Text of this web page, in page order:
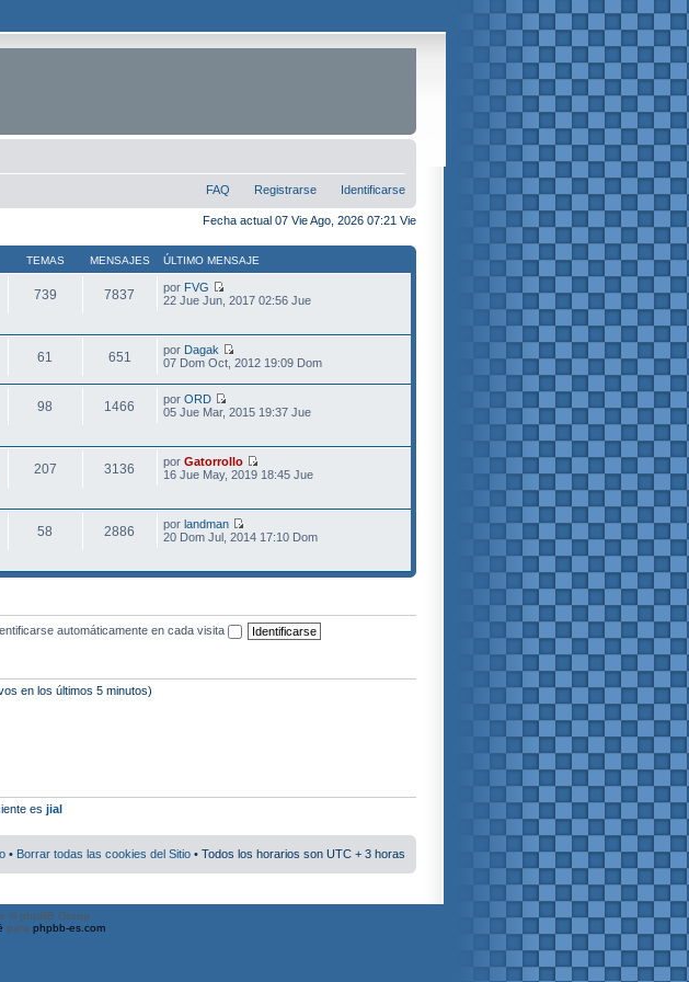
FAQ Registrarse Identificarse
Fecha actual 07 Vie Ago, 2026 07:21 Vie
TEMAS MENSAJES ÚLTIMO MENSAJE
739 7837 por FVG
22 Jue Jun, 2017 02:56 Jue
61 651 por Dagak
07 Dom Oct, 2012 19:09 Dom
98 1466 por ORD
05 Jue Mar, 2015 19:37 Jue
207 3136 por Gatorrollo
16 Jue May, 2019 18:45 Jue
58 2886 por landman
20 Dom Jul, 2014 17:10 Dom
automáticamente en cada visita
en los últimos 5 minutos)
es jial
• Borrar todas las cookies del Sitio • Todos los horarios son UTC + 3 horas
© phpBB Group
para phpbb-es.com